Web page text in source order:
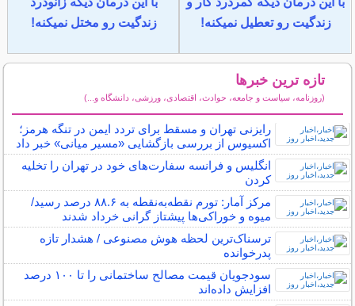
زندگیت رو تعطیل نمیکنه!
زندگیت رو مختل نمیکنه!
تازه ترین خبرها
(روزنامه، سیاست و جامعه، حوادث، اقتصادی، ورزشی، دانشگاه و...)
رایزنی تهران و مسقط برای تردد ایمن در تنگه هرمز؛
اکسیوس از بررسی بازگشایی «مسیر میانی» خبر داد
انگلیس و فرانسه سفارت‌های خود در تهران را تخلیه
کردن
مرکز آمار: تورم نقطه‌به‌نقطه به ۸۸.۶ درصد رسید/
میوه و خوراکی‌ها پیشتاز گرانی خرداد شدند
ترسناک‌ترین لحظه هوش مصنوعی / هشدار تازه
پدرخوانده
سودجویان قیمت مصالح ساختمانی را تا ۱۰۰ درصد
افزایش داده‌اند